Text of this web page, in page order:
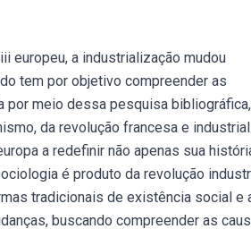
europeu, a industrialização mudou
tem por objetivo compreender as
meio dessa pesquisa
da revolução francesa e industrial.
a redefinir não apenas sua
é produto da revolução
tradicionais de existência social e
buscando compreender as